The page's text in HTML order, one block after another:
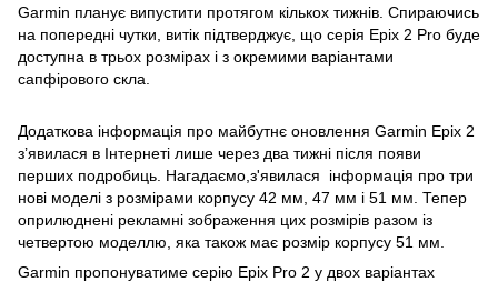
Garmin планує випустити протягом кількох тижнів. Спираючись
на попередні чутки, витік підтверджує, що серія Epix 2 Pro буде
доступна в трьох розмірах і з окремими варіантами
сапфірового скла.
Додаткова інформація про майбутнє оновлення Garmin Epix 2
з’явилася в Інтернеті лише через два тижні після появи
перших подробиць. Нагадаємо,з'явилася інформація про три
нові моделі з розмірами корпусу 42 мм, 47 мм і 51 мм. Тепер
оприлюднені рекламні зображення цих розмірів разом із
четвертою моделлю, яка також має розмір корпусу 51 мм.
Garmin пропонуватиме серію Epix Pro 2 у двох варіантах